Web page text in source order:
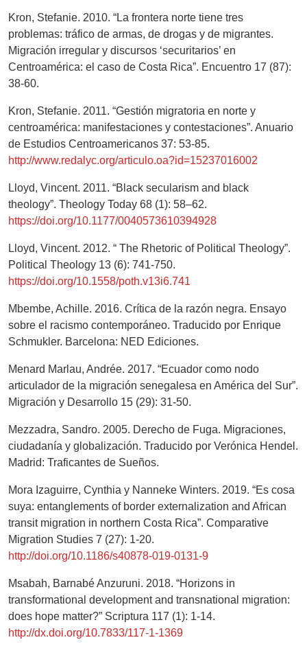
Kron, Stefanie. 2010. “La frontera norte tiene tres
problemas: tráfico de armas, de drogas y de migrantes.
Migración irregular y discursos ‘securitarios’ en
Centroamérica: el caso de Costa Rica”. Encuentro 17 (87):
38-60.
Kron, Stefanie. 2011. “Gestión migratoria en norte y
centroamérica: manifestaciones y contestaciones”. Anuario
de Estudios Centroamericanos 37: 53-85.
http://www.redalyc.org/articulo.oa?id=15237016002
Lloyd, Vincent. 2011. “Black secularism and black
theology”. Theology Today 68 (1): 58–62.
https://doi.org/10.1177/0040573610394928
Lloyd, Vincent. 2012. “ The Rhetoric of Political Theology”.
Political Theology 13 (6): 741-750.
https://doi.org/10.1558/poth.v13i6.741
Mbembe, Achille. 2016. Crítica de la razón negra. Ensayo
sobre el racismo contemporáneo. Traducido por Enrique
Schmukler. Barcelona: NED Ediciones.
Menard Marlau, Andrée. 2017. “Ecuador como nodo
articulador de la migración senegalesa en América del Sur”.
Migración y Desarrollo 15 (29): 31-50.
Mezzadra, Sandro. 2005. Derecho de Fuga. Migraciones,
ciudadanía y globalización. Traducido por Verónica Hendel.
Madrid: Traficantes de Sueños.
Mora Izaguirre, Cynthia y Nanneke Winters. 2019. “Es cosa
suya: entanglements of border externalization and African
transit migration in northern Costa Rica”. Comparative
Migration Studies 7 (27): 1-20.
http://doi.org/10.1186/s40878-019-0131-9
Msabah, Barnabé Anzuruni. 2018. “Horizons in
transformational development and transnational migration:
does hope matter?” Scriptura 117 (1): 1-14.
http://dx.doi.org/10.7833/117-1-1369